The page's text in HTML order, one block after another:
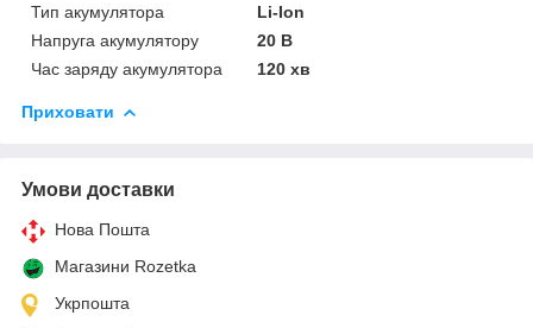
Тип акумулятора
Li-Ion
Напруга акумулятору
20 В
Час заряду акумулятора
120 хв
Приховати
Умови доставки
Нова Пошта
Магазини Rozetka
Укрпошта